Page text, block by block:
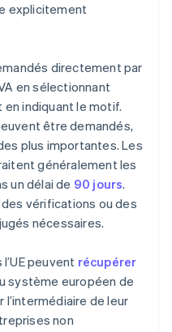
explicitement
directement par
en sélectionnant
indiquant le motif.
être demandés,
plus importantes. Les
généralement les
un délai de 90 jours.
vérifications ou des
nécessaires.
peuvent récupérer
système européen de
de leur
non